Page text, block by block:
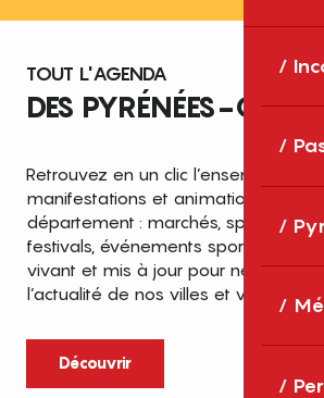
TOUT L'AGENDA
DES PYRÉNÉES-
Retrouvez en un clic l’ensemble des
manifestations et animations
département : marchés, spectacles,
festivals, événements sportifs et
vivant et mis à jour pour ne rien
l’actualité de nos villes et villages.
Découvrir